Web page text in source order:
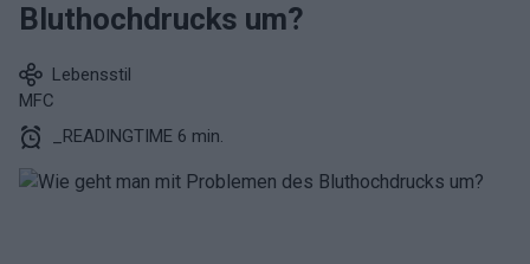
Bluthochdrucks um?
Lebensstil
MFC
_READINGTIME 6 min.